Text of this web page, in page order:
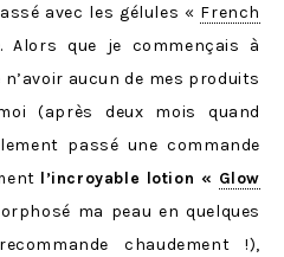
avec les gélules « French
. Alors que je commençais à
aucun de mes produits
(après deux mois quand
passé une commande
l’incroyable lotion « Glow
ma peau en quelques
chaudement !),